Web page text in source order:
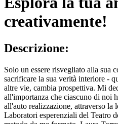
creativamente!
Descrizione:
Solo un essere risvegliato alla sua
sacrificare la sua verità interiore -
altre vie, cambia prospettiva. Mi
all'importanza che ciascuno di noi
all'auto realizzazione, attraverso la
Laboratori esperenziali del Teatro